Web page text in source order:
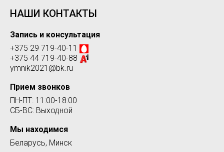
НАШИ КОНТАКТЫ
Запись и консультация
+375 29 719-40-11
+375 44 719-40-88
ymnik2021@bk.ru
Прием звонков
ПН-ПТ: 11:00-18:00
СБ-ВС: Выходной
Мы находимся
Беларусь, Минск